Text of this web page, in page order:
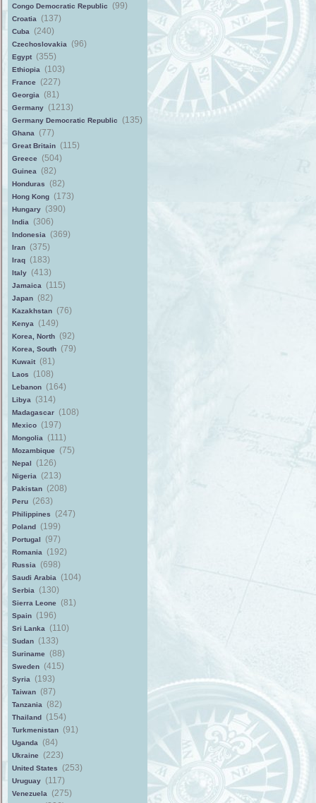
Congo Democratic Republic (99)
Croatia (137)
Cuba (240)
Czechoslovakia (96)
Egypt (355)
Ethiopia (103)
France (227)
Georgia (81)
Germany (1213)
Germany Democratic Republic (135)
Ghana (77)
Great Britain (115)
Greece (504)
Guinea (82)
Honduras (82)
Hong Kong (173)
Hungary (390)
India (306)
Indonesia (369)
Iran (375)
Iraq (183)
Italy (413)
Jamaica (115)
Japan (82)
Kazakhstan (76)
Kenya (149)
Korea, North (92)
Korea, South (79)
Kuwait (81)
Laos (108)
Lebanon (164)
Libya (314)
Madagascar (108)
Mexico (197)
Mongolia (111)
Mozambique (75)
Nepal (126)
Nigeria (213)
Pakistan (208)
Peru (263)
Philippines (247)
Poland (199)
Portugal (97)
Romania (192)
Russia (698)
Saudi Arabia (104)
Serbia (130)
Sierra Leone (81)
Spain (196)
Sri Lanka (110)
Sudan (133)
Suriname (88)
Sweden (415)
Syria (193)
Taiwan (87)
Tanzania (82)
Thailand (154)
Turkmenistan (91)
Uganda (84)
Ukraine (223)
United States (253)
Uruguay (117)
Venezuela (275)